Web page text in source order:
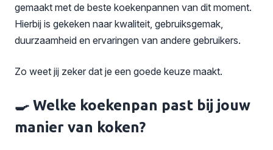
gemaakt met de beste koekenpannen van dit moment.
Hierbij is gekeken naar kwaliteit, gebruiksgemak,
duurzaamheid en ervaringen van andere gebruikers.
Zo weet jij zeker dat je een goede keuze maakt.
🍳 Welke koekenpan past bij jouw
manier van koken?